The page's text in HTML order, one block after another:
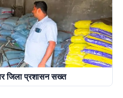
जिला प्रशासन सख्त